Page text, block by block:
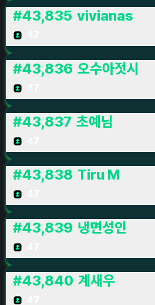
#43,835 vivianas
#43,836 오수아젓시
#43,837 초예님
#43,838 Tiru M
#43,839 냉면성인
#43,840 계새우